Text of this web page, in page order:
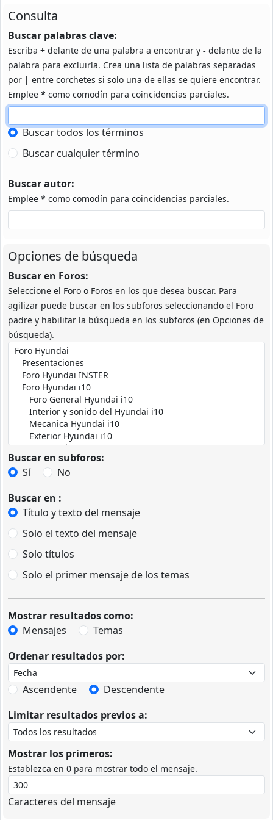
Consulta
Buscar palabras clave:
Escriba + delante de una palabra a encontrar y - delante de la
palabra para excluirla. Crea una lista de palabras separadas
por | entre corchetes si solo una de ellas se quiere encontrar.
Emplee * como comodín para coincidencias parciales.
Buscar todos los términos
Buscar cualquier término
Buscar autor:
Emplee * como comodín para coincidencias parciales.
Opciones de búsqueda
Buscar en Foros:
Seleccione el Foro o Foros en los que desea buscar. Para
agilizar puede buscar en los subforos seleccionando el Foro
padre y habilitar la búsqueda en los subforos (en Opciones de
búsqueda).
Buscar en subforos:
Sí
No
Buscar en :
Título y texto del mensaje
Solo el texto del mensaje
Solo títulos
Solo el primer mensaje de los temas
Mostrar resultados como:
Mensajes
Temas
Ordenar resultados por:
Ascendente
Descendente
Limitar resultados previos a:
Mostrar los primeros:
Establezca en 0 para mostrar todo el mensaje.
Caracteres del mensaje